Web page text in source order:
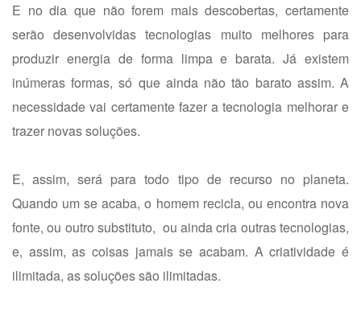
E no dia que não forem mais descobertas, certamente
serão desenvolvidas tecnologias muito melhores para
produzir energia de forma limpa e barata. Já existem
inúmeras formas, só que ainda não tão barato assim. A
necessidade vai certamente fazer a tecnologia melhorar e
trazer novas soluções.
E, assim, será para todo tipo de recurso no planeta.
Quando um se acaba, o homem recicla, ou encontra nova
fonte, ou outro substituto, ou ainda cria outras tecnologias,
e, assim, as coisas jamais se acabam. A criatividade é
ilimitada, as soluções são ilimitadas.